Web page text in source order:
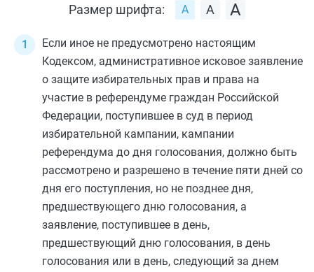
Размер шрифта:
Если иное не предусмотрено настоящим
Кодексом, административное исковое заявление
о защите избирательных прав и права на
участие в референдуме граждан Российской
Федерации, поступившее в суд в период
избирательной кампании, кампании
референдума до дня голосования, должно быть
рассмотрено и разрешено в течение пяти дней со
дня его поступления, но не позднее дня,
предшествующего дню голосования, а
заявление, поступившее в день,
предшествующий дню голосования, в день
голосования или в день, следующий за днем